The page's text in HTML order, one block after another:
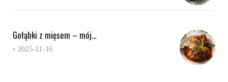
Gołąbki z mięsem – mój…
• 2025-11-16